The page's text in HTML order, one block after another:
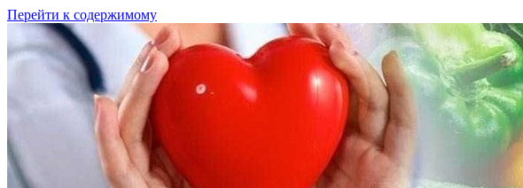
Перейти к содержимому